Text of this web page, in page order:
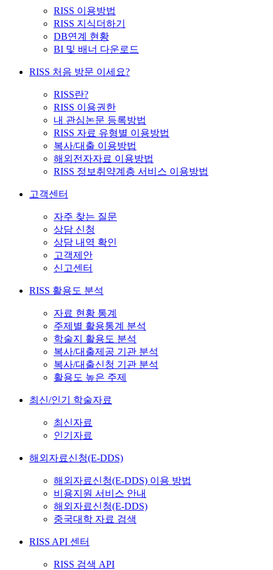
RISS 이용방법
RISS 지식더하기
DB연계 현황
BI 및 배너 다운로드
RISS 처음 방문 이세요?
RISS란?
RISS 이용권한
내 관심논문 등록방법
RISS 자료 유형별 이용방법
복사/대출 이용방법
해외전자자료 이용방법
RISS 정보취약계층 서비스 이용방법
고객센터
자주 찾는 질문
상담 신청
상담 내역 확인
고객제안
신고센터
RISS 활용도 분석
자료 현황 통계
주제별 활용통계 분석
학술지 활용도 분석
복사/대출제공 기관 분석
복사/대출신청 기관 분석
활용도 높은 주제
최신/인기 학술자료
최신자료
인기자료
해외자료신청(E-DDS)
해외자료신청(E-DDS) 이용 방법
비용지원 서비스 안내
해외자료신청(E-DDS)
중국대학 자료 검색
RISS API 센터
RISS 검색 API